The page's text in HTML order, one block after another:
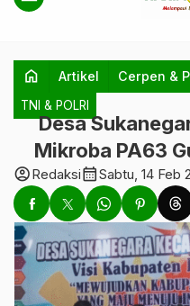
home Artikel Cerpen &
TNI & POLRI
Desa
Mikroba PA63
account_circleRedaksicalendar_monthSabtu, 14 Feb